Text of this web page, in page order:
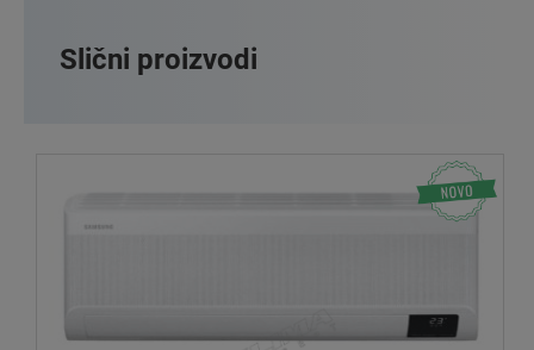
Slični proizvodi